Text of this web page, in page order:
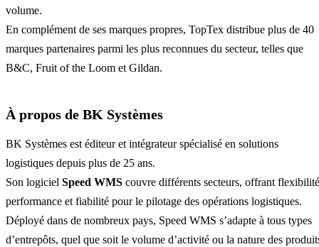
volume.
En complément de ses marques propres, TopTex distribue plus de 40
marques partenaires parmi les plus reconnues du secteur, telles que
B&C, Fruit of the Loom et Gildan.
À propos de BK Systèmes
BK Systèmes est éditeur et intégrateur spécialisé en solutions
logistiques depuis plus de 25 ans.
Son logiciel Speed WMS couvre différents secteurs, offrant
performance et fiabilité pour le pilotage des opérations logistiques.
Déployé dans de nombreux pays, Speed WMS s’adapte à tous types
d’entrepôts, quel que soit le volume d’activité ou la nature des